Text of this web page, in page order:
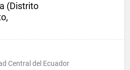
(Distrito
Central del Ecuador